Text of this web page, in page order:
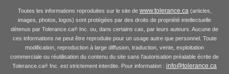
Toutes les informations reproduites sur le site de www.tolerance.ca (articles,
images, photos, logos) sont protégées par des droits de propriété intellectuelle
détenus par Tolerance.ca® Inc. ou, dans certains cas, par leurs auteurs. Aucune de
ces informations ne peut être reproduite pour un usage autre que personnel. Toute
modification, reproduction à large diffusion, traduction, vente, exploitation
commerciale ou réutilisation du contenu du site sans l'autorisation préalable écrite de
Tolerance.ca® Inc. est strictement interdite. Pour information : info@tolerance.ca